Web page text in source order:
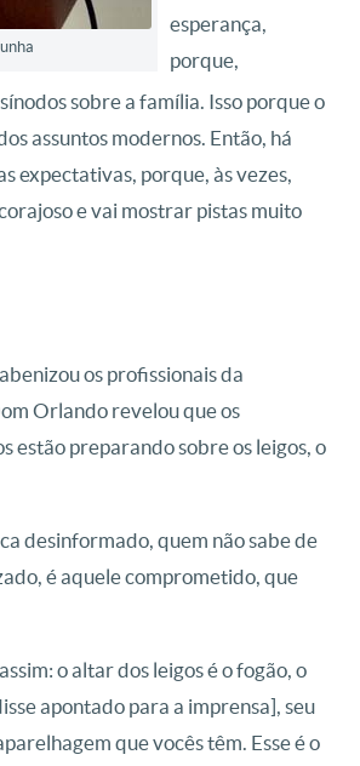
esperança,
porque,
sobre a família. Isso porque o
assuntos modernos. Então, há
expectativas, porque, às vezes,
e vai mostrar pistas muito
os profissionais da
Orlando revelou que os
estão preparando sobre os leigos, o
desinformado, quem não sabe de
é aquele comprometido, que
o altar dos leigos é o fogão, o
apontado para a imprensa], seu
que vocês têm. Esse é o